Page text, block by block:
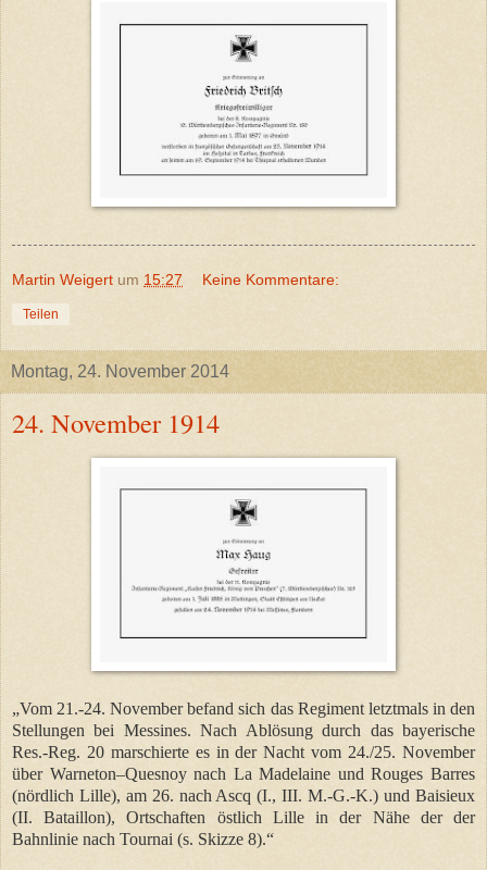
Martin Weigert um 15:27 Keine Kommentare:
Teilen
Montag, 24. November 2014
24. November 1914
„Vom 21.-24. November befand sich das Regiment letztmals in den
Stellungen bei Messines. Nach Ablösung durch das bayerische
Res.-Reg. 20 marschierte es in der Nacht vom 24./25. November
über Warneton–Quesnoy nach La Madelaine und Rouges Barres
(nördlich Lille), am 26. nach Ascq (I., III. M.-G.-K.) und Baisieux
(II. Bataillon), Ortschaften östlich Lille in der Nähe der der
Bahnlinie nach Tournai (s. Skizze 8).“